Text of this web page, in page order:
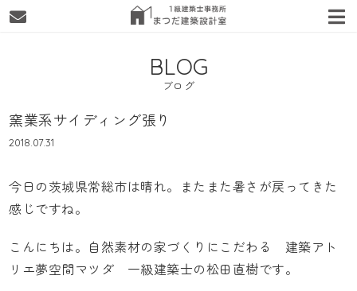
BLOG
ブログ
窯業系サイディング張り
2018.07.31
今日の茨城県常総市は晴れ。またまた暑さが戻ってきた
感じですね。
こんにちは。自然素材の家づくりにこだわる 建築アト
リエ夢空間マツダ 一級建築士の松田直樹です。